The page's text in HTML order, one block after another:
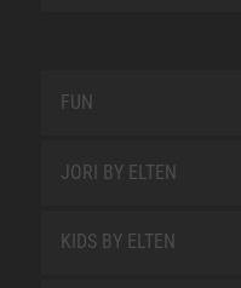
FUN
JORI BY ELTEN
KIDS BY ELTEN